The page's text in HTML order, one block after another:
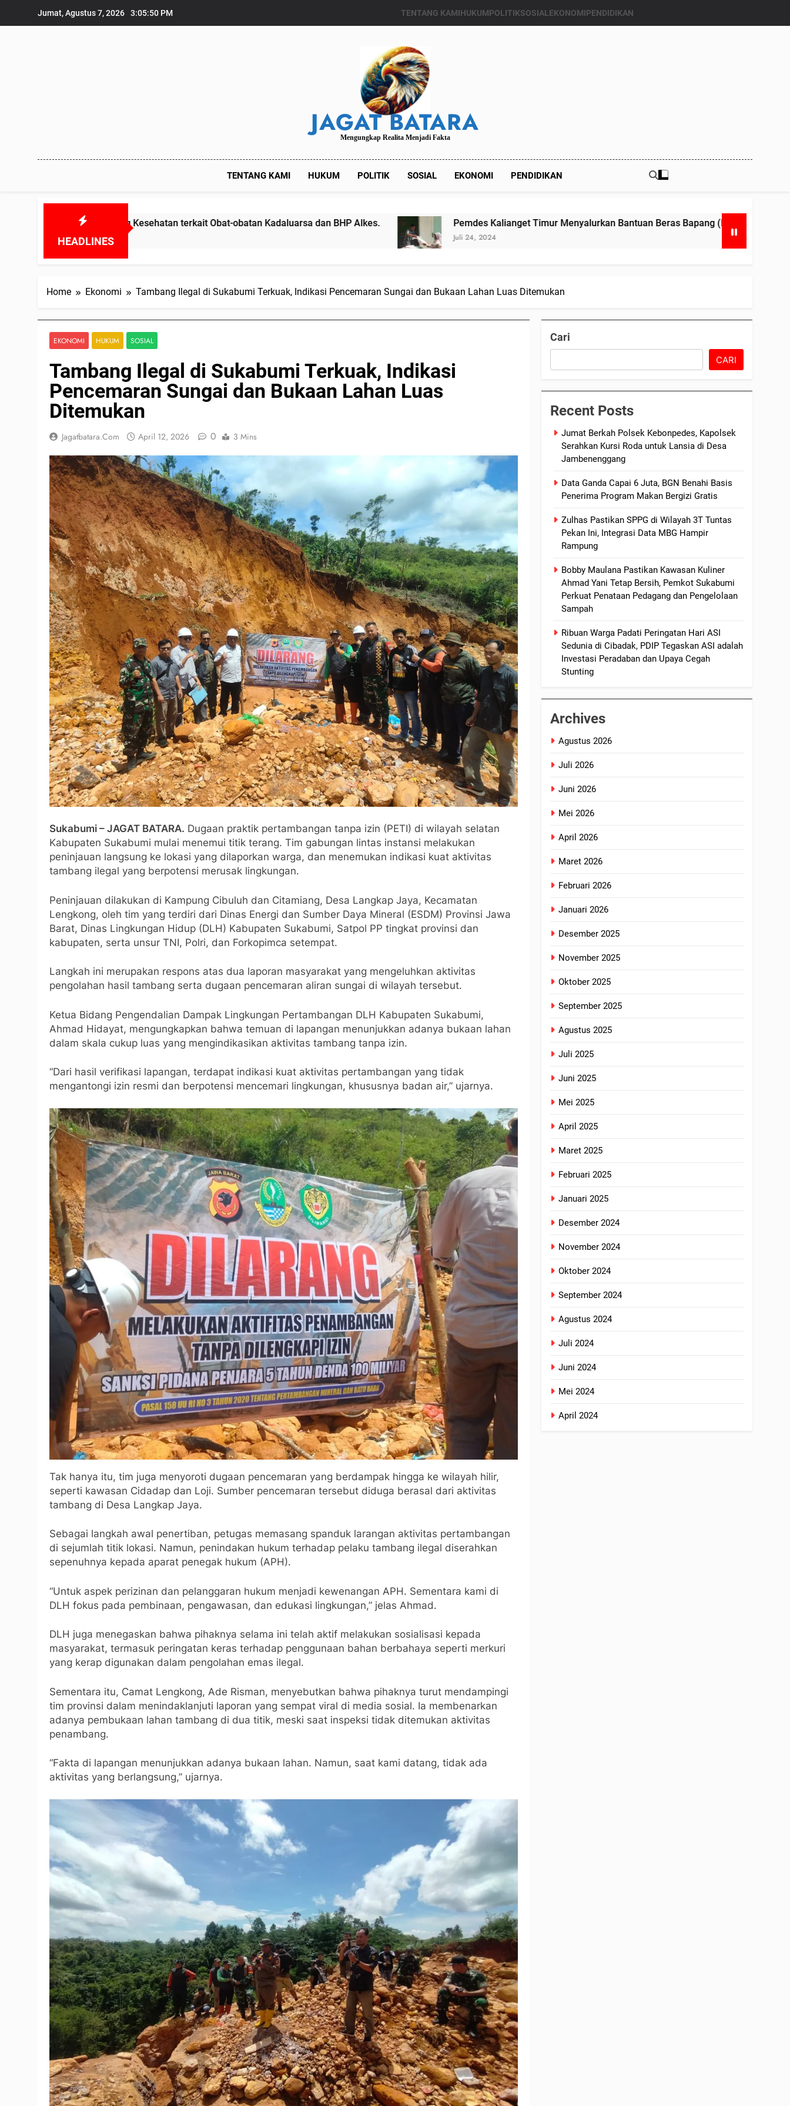
Jumat, Agustus 7, 2026 3:05:52 PM TENTANG KAMIHUKUMPOLITIKSOSIALEKONOMIPENDIDIKAN
JAGAT BATARA
Mengungkap Realita Menjadi Fakta
TENTANG KAMI HUKUM POLITIK SOSIAL EKONOMI PENDIDIKAN
HEADLINES
Kesehatan terkait Obat-obatan Kadaluarsa dan BHP Alkes. Pemdes Kalianget Timur Menyalurkan Bantuan Beras Bapang (Bantuan Pangan) ke Enam Kalinya.
Home Ekonomi Tambang Ilegal di Sukabumi Terkuak, Indikasi Pencemaran Sungai dan Bukaan Lahan Luas Ditemukan
EKONOMI HUKUM SOSIAL
Tambang Ilegal di Sukabumi Terkuak, Indikasi
Pencemaran Sungai dan Bukaan Lahan Luas
Ditemukan
Jagatbatara.com April 12, 2026 0 3 Mins
Sukabumi – JAGAT BATARA. Dugaan praktik pertambangan tanpa izin (PETI) di wilayah selatan
Kabupaten Sukabumi mulai menemui titik terang. Tim gabungan lintas instansi melakukan
peninjauan langsung ke lokasi yang dilaporkan warga, dan menemukan indikasi kuat aktivitas
tambang ilegal yang berpotensi merusak lingkungan.
Peninjauan dilakukan di Kampung Cibuluh dan Citamiang, Desa Langkap Jaya, Kecamatan
Lengkong, oleh tim yang terdiri dari Dinas Energi dan Sumber Daya Mineral (ESDM) Provinsi Jawa
Barat, Dinas Lingkungan Hidup (DLH) Kabupaten Sukabumi, Satpol PP tingkat provinsi dan
kabupaten, serta unsur TNI, Polri, dan Forkopimca setempat.
Langkah ini merupakan respons atas dua laporan masyarakat yang mengeluhkan aktivitas
pengolahan hasil tambang serta dugaan pencemaran aliran sungai di wilayah tersebut.
Ketua Bidang Pengendalian Dampak Lingkungan Pertambangan DLH Kabupaten Sukabumi,
Ahmad Hidayat, mengungkapkan bahwa temuan di lapangan menunjukkan adanya bukaan lahan
dalam skala cukup luas yang mengindikasikan aktivitas tambang tanpa izin.
“Dari hasil verifikasi lapangan, terdapat indikasi kuat aktivitas pertambangan yang tidak
mengantongi izin resmi dan berpotensi mencemari lingkungan, khususnya badan air,” ujarnya.
Tak hanya itu, tim juga menyoroti dugaan pencemaran yang berdampak hingga ke wilayah hilir,
seperti kawasan Cidadap dan Loji. Sumber pencemaran tersebut diduga berasal dari aktivitas
tambang di Desa Langkap Jaya.
Sebagai langkah awal penertiban, petugas memasang spanduk larangan aktivitas pertambangan
di sejumlah titik lokasi. Namun, penindakan hukum terhadap pelaku tambang ilegal diserahkan
sepenuhnya kepada aparat penegak hukum (APH).
“Untuk aspek perizinan dan pelanggaran hukum menjadi kewenangan APH. Sementara kami di
DLH fokus pada pembinaan, pengawasan, dan edukasi lingkungan,” jelas Ahmad.
DLH juga menegaskan bahwa pihaknya selama ini telah aktif melakukan sosialisasi kepada
masyarakat, termasuk peringatan keras terhadap penggunaan bahan berbahaya seperti merkuri
yang kerap digunakan dalam pengolahan emas ilegal.
Sementara itu, Camat Lengkong, Ade Risman, menyebutkan bahwa pihaknya turut mendampingi
tim provinsi dalam menindaklanjuti laporan yang sempat viral di media sosial. Ia membenarkan
adanya pembukaan lahan tambang di dua titik, meski saat inspeksi tidak ditemukan aktivitas
penambang.
“Fakta di lapangan menunjukkan adanya bukaan lahan. Namun, saat kami datang, tidak ada
aktivitas yang berlangsung,” ujarnya.
Cari
CARI
Recent Posts
Jumat Berkah Polsek Kebonpedes, Kapolsek
Serahkan Kursi Roda untuk Lansia di Desa
Jambenenggang
Data Ganda Capai 6 Juta, BGN Benahi Basis
Penerima Program Makan Bergizi Gratis
Zulhas Pastikan SPPG di Wilayah 3T Tuntas
Pekan Ini, Integrasi Data MBG Hampir
Rampung
Bobby Maulana Pastikan Kawasan Kuliner
Ahmad Yani Tetap Bersih, Pemkot Sukabumi
Perkuat Penataan Pedagang dan Pengelolaan
Sampah
Ribuan Warga Padati Peringatan Hari ASI
Sedunia di Cibadak, PDIP Tegaskan ASI adalah
Investasi Peradaban dan Upaya Cegah
Stunting
Archives
Agustus 2026
Juli 2026
Juni 2026
Mei 2026
April 2026
Maret 2026
Februari 2026
Januari 2026
Desember 2025
November 2025
Oktober 2025
September 2025
Agustus 2025
Juli 2025
Juni 2025
Mei 2025
April 2025
Maret 2025
Februari 2025
Januari 2025
Desember 2024
November 2024
Oktober 2024
September 2024
Agustus 2024
Juli 2024
Juni 2024
Mei 2024
April 2024